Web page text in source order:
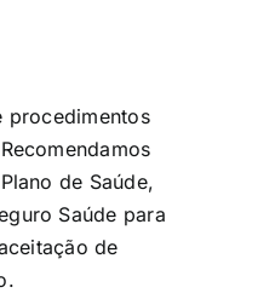
procedimentos
de Saúde,
Saúde para
de